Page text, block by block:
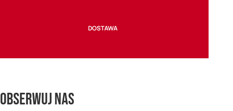
DOSTAWA
Obserwuj nas